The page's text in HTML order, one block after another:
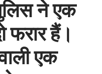
ने एक
फरार हैं।
एक